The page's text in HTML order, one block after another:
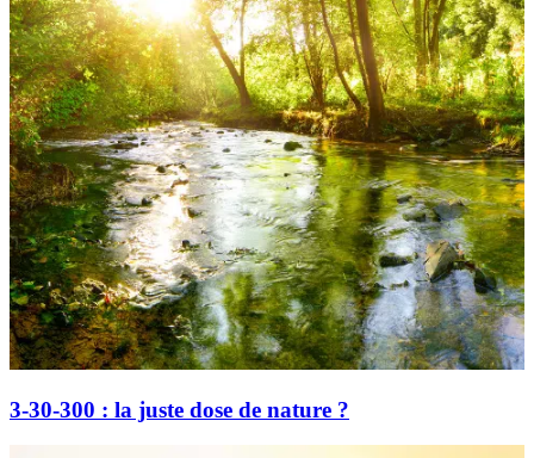
3-30-300 : la juste dose de nature ?